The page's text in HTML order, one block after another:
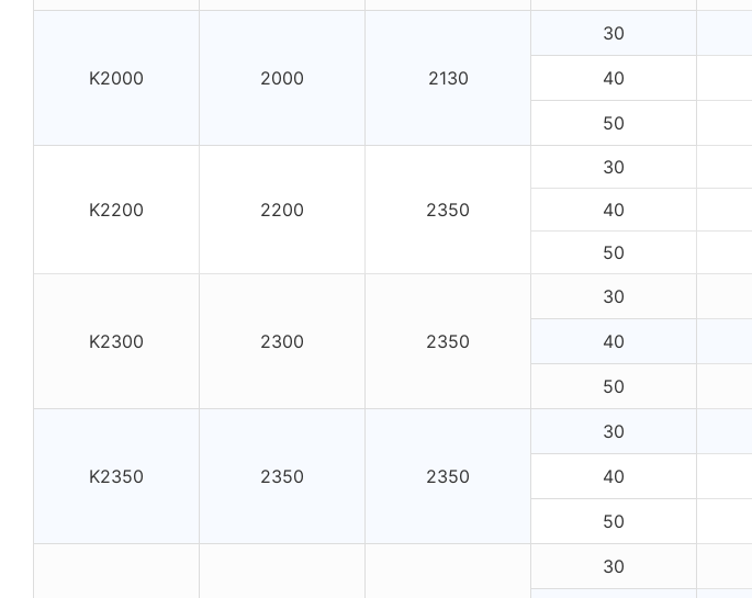
K2000 2000 2130
30
40
50
K2200 2200 2350
30
40
50
K2300 2300 2350
30
40
50
K2350 2350 2350
30
40
50
30